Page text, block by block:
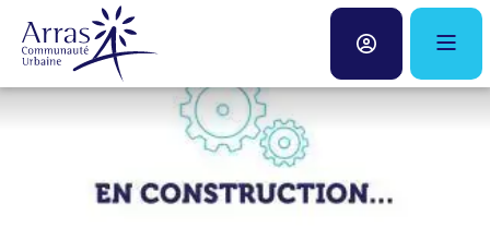
Panneau de gestion des cookies
Fenêtre
de